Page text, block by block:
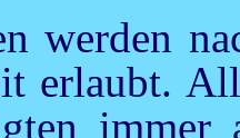
werden
erlaubt.
immer